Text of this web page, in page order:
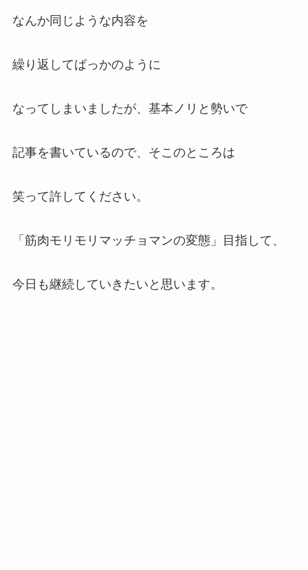
なんか同じような内容を
繰り返してばっかのように
なってしまいましたが、基本ノリと勢いで
記事を書いているので、そこのところは
笑って許してください。
「筋肉モリモリマッチョマンの変態」目指して、
今日も継続していきたいと思います。